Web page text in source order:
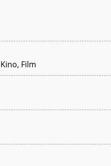
Film